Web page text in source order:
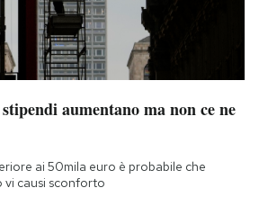
aumentano ma non ce ne
ai 50mila euro è probabile che
vi causi sconforto